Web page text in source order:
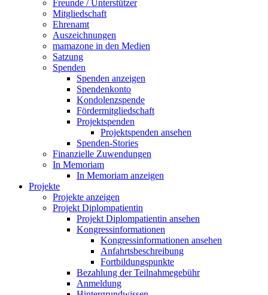
Freunde / Unterstützer
Mitgliedschaft
Ehrenamt
Auszeichnungen
mamazone in den Medien
Satzung
Spenden
Spenden anzeigen
Spendenkonto
Kondolenzspende
Fördermitgliedschaft
Projektspenden
Projektspenden ansehen
Spenden-Stories
Finanzielle Zuwendungen
In Memoriam
In Memoriam anzeigen
Projekte
Projekte anzeigen
Projekt Diplompatientin
Projekt Diplompatientin ansehen
Kongressinformationen
Kongressinformationen ansehen
Anfahrtsbeschreibung
Fortbildungspunkte
Bezahlung der Teilnahmegebühr
Anmeldung